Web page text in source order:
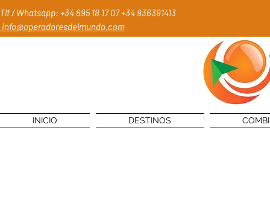
Tlf / Whatsapp: +34 695 18 17 07+34 936391413
info@operadoresdelmundo.com
INICIO DESTINOS